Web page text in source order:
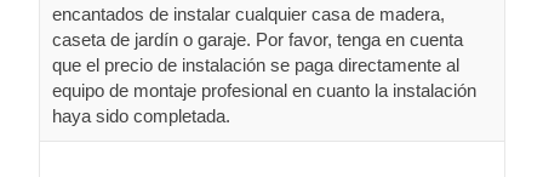
encantados de instalar cualquier casa de madera,
caseta de jardín o garaje. Por favor, tenga en cuenta
que el precio de instalación se paga directamente al
equipo de montaje profesional en cuanto la instalación
haya sido completada.